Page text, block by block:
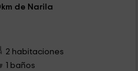
de Narila
2 habitaciones
1 baños